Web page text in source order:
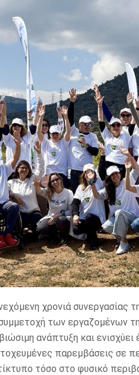
χρονιά συνεργασίας
των εργαζομένων
ανάπτυξη και
παρεμβάσεις σε
τόσο στο φυσικό